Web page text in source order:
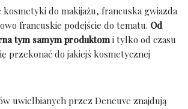
kosmetyki do makijażu, francuska gwiazda
francuskie podejście do tematu. Od
tym samym produktomi tylko od czasu
przekonać do jakiejś kosmetycznej
uwielbianych przez Deneuve znajdują